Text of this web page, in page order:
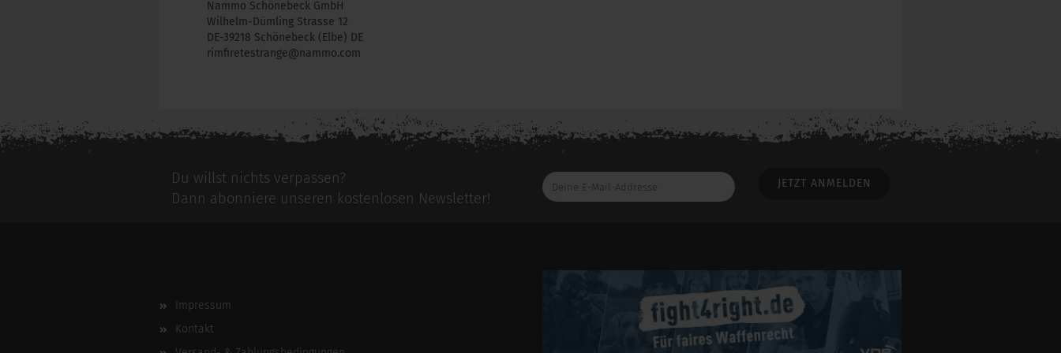
Nammo Schönebeck GmbH
Wilhelm-Dümling Strasse 12
DE-39218 Schönebeck (Elbe) DE
rimfiretestrange@nammo.com
Du willst nichts verpassen?
Dann abonniere unseren kostenlosen Newsletter!
Deine
E-
Impressum
Kontakt